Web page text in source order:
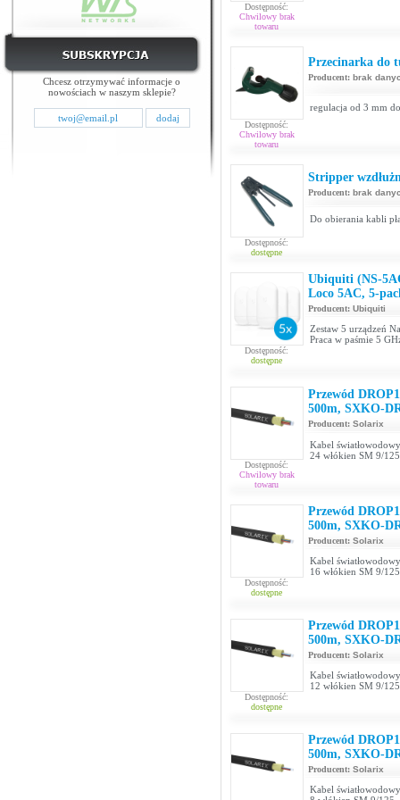
Chcesz otrzymywać informacje o
nowościach w naszym sklepie?
Dostępność:
Chwilowy brak
towaru
Dostępność:
Chwilowy brak
towaru
Przecinarka do
Producent: brak
regulacja od 3 mm
Dostępność:
dostępne
Stripper
Producent: brak
Do obierania kabli
Dostępność:
dostępne
Ubiquiti (NS-
Loco 5AC, 5-
Producent: Ubiquiti
Zestaw 5 urządzeń
Praca w paśmie 5
Dostępność:
Chwilowy brak
towaru
Przewód
500m, SXKO-
Producent: Solarix
Kabel
24 włókien SM 9/
Dostępność:
dostępne
Przewód
500m, SXKO-
Producent: Solarix
Kabel
16 włókien SM 9/
Dostępność:
dostępne
Przewód
500m, SXKO-
Producent: Solarix
Kabel
12 włókien SM 9/
Przewód
500m, SXKO-
Producent: Solarix
Kabel